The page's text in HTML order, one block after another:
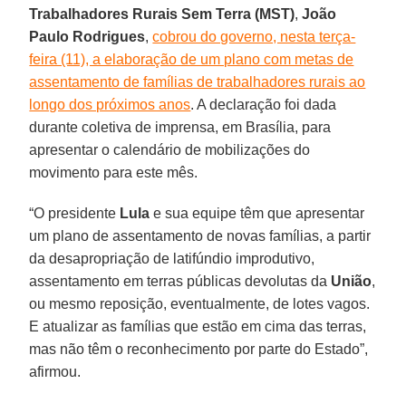
Trabalhadores Rurais Sem Terra (MST),João
Paulo Rodrigues,cobrou do governo, nesta terça-
feira (11), a elaboração de um plano com metas de
assentamento de famílias de trabalhadores rurais ao
longo dos próximos anos. A declaração foi dada
durante coletiva de imprensa, em Brasília, para
apresentar o calendário de mobilizações do
movimento para este mês.
“O presidente Lula e sua equipe têm que apresentar
um plano de assentamento de novas famílias, a partir
da desapropriação de latifúndio improdutivo,
assentamento em terras públicas devolutas da União,
ou mesmo reposição, eventualmente, de lotes vagos.
E atualizar as famílias que estão em cima das terras,
mas não têm o reconhecimento por parte do Estado”,
afirmou.